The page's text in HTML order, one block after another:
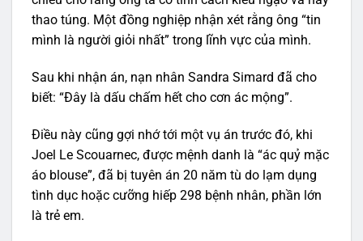
thao túng. Một đồng nghiệp nhận xét rằng ông “tin
mình là người giỏi nhất” trong lĩnh vực của mình.
Sau khi nhận án, nạn nhân Sandra Simard đã cho
biết: “Đây là dấu chấm hết cho cơn ác mộng”.
Điều này cũng gợi nhớ tới một vụ án trước đó, khi
Joel Le Scouarnec, được mệnh danh là “ác quỷ mặc
áo blouse”, đã bị tuyên án 20 năm tù do lạm dụng
tình dục hoặc cưỡng hiếp 298 bệnh nhân, phần lớn
là trẻ em.